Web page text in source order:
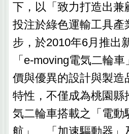
下，以「致力打造出
投注於綠色運輸工具
步，於2010年6月推出
「e-moving電気二輪
價與優異的設計與製
特性，不僅成為桃園縣
気二輪車搭載之「電
航」、「加速驅動器